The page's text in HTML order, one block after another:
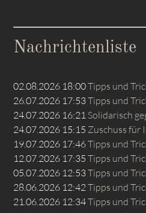
Nachrichtenliste
02.08.2026 18:00Tipps und
26.07.2026 17:53Tipps und
24.07.2026 16:21 Solidarisch
24.07.2026 15:15 Zuschuss für
19.07.2026 17:46Tipps und
12.07.2026 17:35 Tipps und
05.07.2026 12:53Tipps und
28.06.2026 12:42Tipps und
21.06.2026 12:34Tipps und